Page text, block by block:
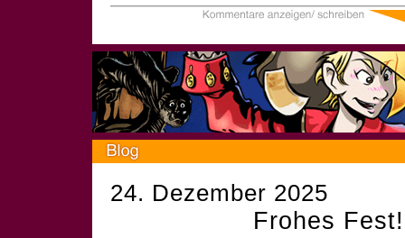
24. Dezember 2025
Frohes Fest!